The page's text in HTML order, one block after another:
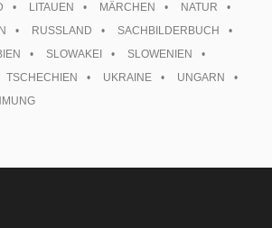
LITAUEN MÄRCHEN
NATUR
RUSSLAND
SACHBILDERBUCH
SLOWAKEI
SLOWENIEN
TSCHECHIEN UKRAINE
UNGARN